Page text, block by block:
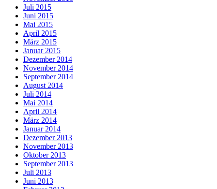
Juli 2015
Juni 2015
Mai 2015
April 2015
März 2015
Januar 2015
Dezember 2014
November 2014
September 2014
August 2014
Juli 2014
Mai 2014
April 2014
März 2014
Januar 2014
Dezember 2013
November 2013
Oktober 2013
September 2013
Juli 2013
Juni 2013